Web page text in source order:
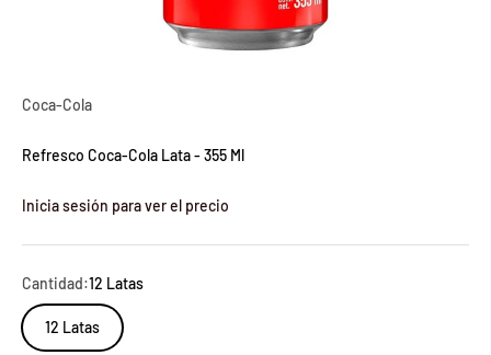
Coca-Cola
Refresco Coca-Cola Lata - 355 Ml
Inicia sesión para ver el precio
Cantidad:12 Latas
12 Latas